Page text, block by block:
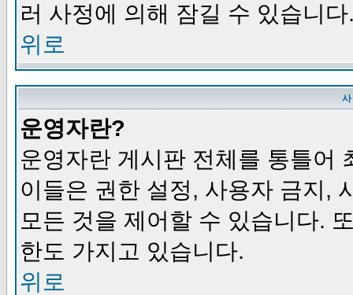
러 사정에 의해 잠길 수 있습니다
위로
운영자란?
운영자란 게시판 전체를 통틀어
이들은 권한 설정, 사용자 금지,
모든 것을 제어할 수 있습니다.
한도 가지고 있습니다.
위로